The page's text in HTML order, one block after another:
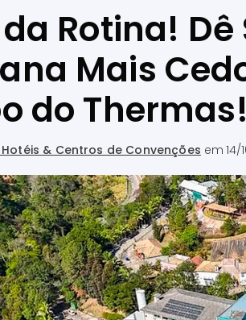
Rotina!
Mais
do Thermas!
& Centros de Convenções em14/